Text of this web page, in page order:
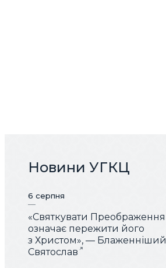
Новини УГКЦ
6 серпня
«Святкувати Преображення
означає пережити його
з Христом», — Блаженніший
Святослав